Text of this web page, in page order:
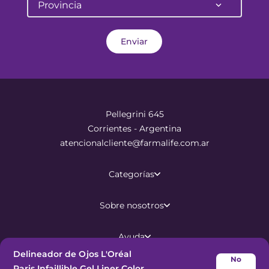
Delineador de Ojos L'Oréal
No
Provincia
Enviar
Pellegrini 645
Corrientes - Argentina
atencionalcliente@farmalife.com.ar
Categorías
Sobre nosotros
Ayuda